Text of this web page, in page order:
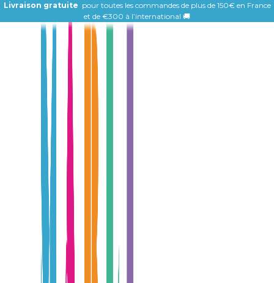
Livraison gratuite pour toutes les commandes de plus de 150€ en France
et de €300 à l’international 🚚